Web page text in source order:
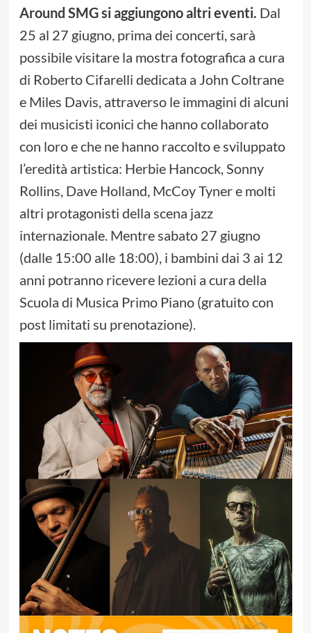
Around SMG si aggiungono altri eventi. Dal
25 al 27 giugno, prima dei concerti, sarà
possibile visitare la mostra fotografica a cura
di Roberto Cifarelli dedicata a John Coltrane
e Miles Davis, attraverso le immagini di alcuni
dei musicisti iconici che hanno collaborato
con loro e che ne hanno raccolto e sviluppato
l’eredità artistica: Herbie Hancock, Sonny
Rollins, Dave Holland, McCoy Tyner e molti
altri protagonisti della scena jazz
internazionale. Mentre sabato 27 giugno
(dalle 15:00 alle 18:00), i bambini dai 3 ai 12
anni potranno ricevere lezioni a cura della
Scuola di Musica Primo Piano (gratuito con
post limitati su prenotazione).